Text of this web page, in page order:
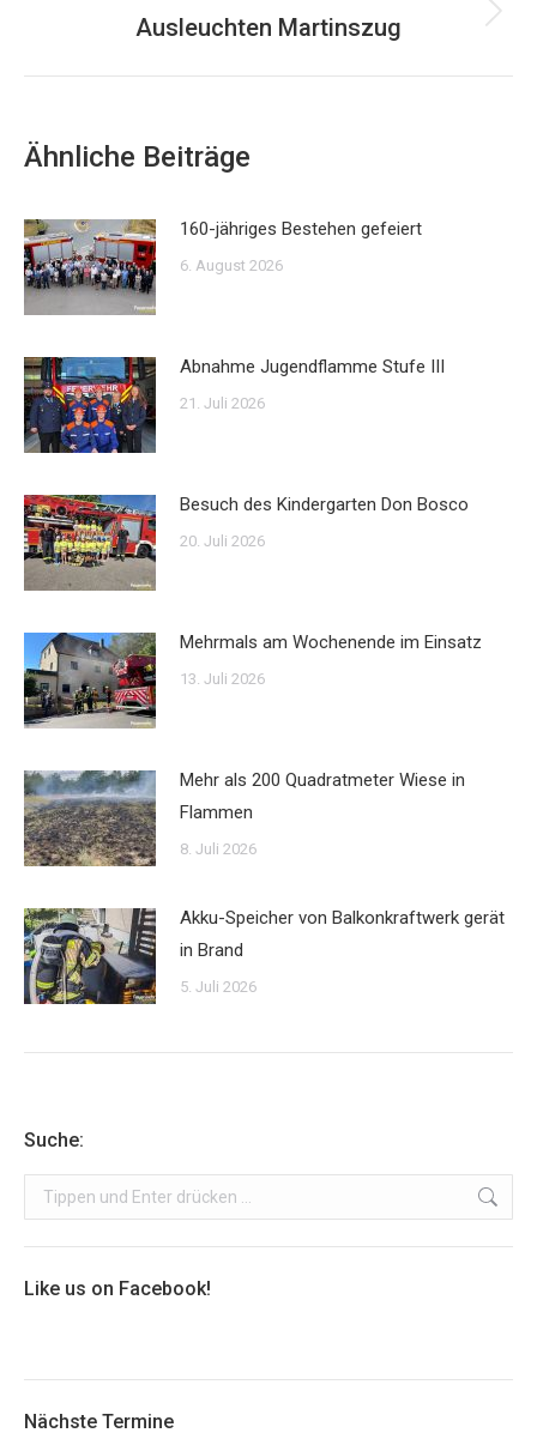
Nächster
Ausleuchten Martinszug
Ähnliche Beiträge
160-jähriges Bestehen gefeiert
6. August 2026
Abnahme Jugendflamme Stufe III
21. Juli 2026
Besuch des Kindergarten Don Bosco
20. Juli 2026
Mehrmals am Wochenende im Einsatz
13. Juli 2026
Mehr als 200 Quadratmeter Wiese in
Flammen
8. Juli 2026
Akku-Speicher von Balkonkraftwerk gerät
in Brand
5. Juli 2026
Suche:
Search:
Like us on Facebook!
Nächste Termine